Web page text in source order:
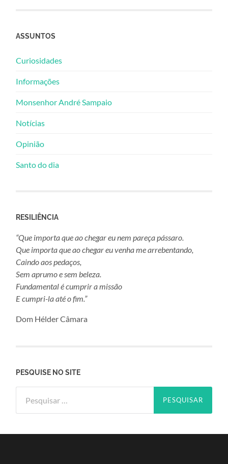
ASSUNTOS
Curiosidades
Informações
Monsenhor André Sampaio
Notícias
Opinião
Santo do dia
RESILIÊNCIA
“Que importa que ao chegar eu nem pareça pássaro.
Que importa que ao chegar eu venha me arrebentando,
Caindo aos pedaços,
Sem aprumo e sem beleza.
Fundamental é cumprir a missão
E cumpri-la até o fim.”
Dom Hélder Câmara
PESQUISE NO SITE
por: